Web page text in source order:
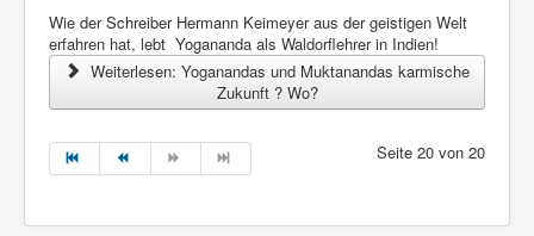
Wie der Schreiber Hermann Keimeyer aus der geistigen Welt
erfahren hat, lebt Yogananda als Waldorflehrer in Indien!
Weiterlesen: Yoganandas und Muktanandas karmische
Zukunft ? Wo?
Seite 20 von 20